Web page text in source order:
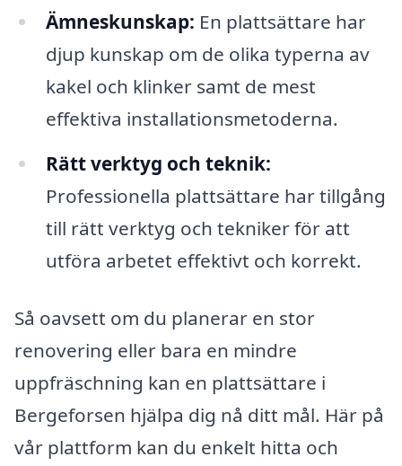
Ämneskunskap: En plattsättare har
djup kunskap om de olika typerna av
kakel och klinker samt de mest
effektiva installationsmetoderna.
Rätt verktyg och teknik:
Professionella plattsättare har tillgång
till rätt verktyg och tekniker för att
utföra arbetet effektivt och korrekt.
Så oavsett om du planerar en stor
renovering eller bara en mindre
uppfräschning kan en plattsättare i
Bergeforsen hjälpa dig nå ditt mål. Här på
vår plattform kan du enkelt hitta och